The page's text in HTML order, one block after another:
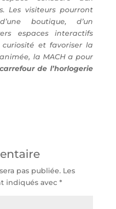
Les visiteurs pourront
boutique, d’un
espaces interactifs
et favoriser la
la MACH a pour
de l’horlogerie
pas publiée. Les
indiqués avec *